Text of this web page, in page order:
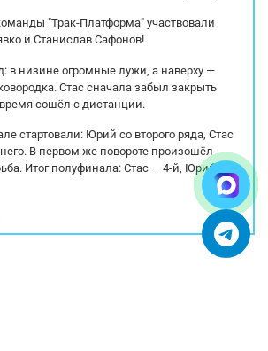
"Трак-Платформа" участвовали
и Станислав Сафонов!
в низине огромные лужи, а наверху —
Стас сначала забыл закрыть
сошёл с дистанции.
стартовали: Юрий со второго ряда, Стас
В первом же повороте произошёл
Итог полуфинала: Стас — 4-й, Юрий — 5-